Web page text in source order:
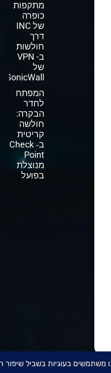
מתקפות
כופרה
של INC
דרך
חולשות
ב- VPN
של
SonicWall
המפתח
לחדר
הבקרה:
חולשה
קריטית
ב‑ Check
Point
מנוצלת
בפועל